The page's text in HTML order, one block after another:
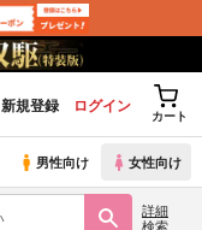
新規登録 ログイン
カート
男性向け 女性向け
詳細
検索